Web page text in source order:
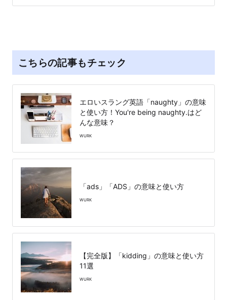
こちらの記事もチェック
エロいスラング英語「naughty」の意味
と使い方！You're being naughty.はど
んな意味？
WURK
「ads」「ADS」の意味と使い方
WURK
【完全版】「kidding」の意味と使い方
11選
WURK